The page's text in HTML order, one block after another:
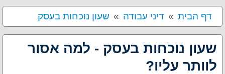
דף הבית דיני עבודה שעון נוכחות בעסק
שעון נוכחות בעסק - למה אסור
לוותר עליו?